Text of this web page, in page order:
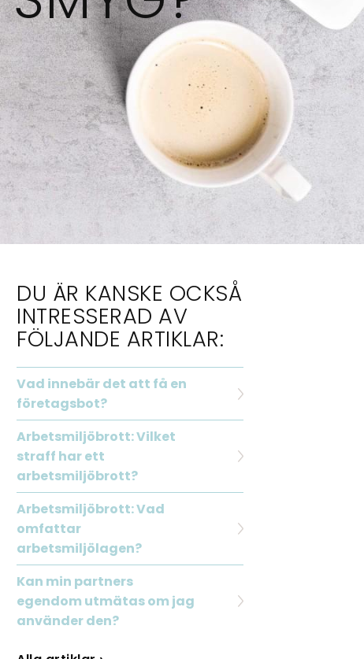
DU ÄR KANSKE OCKSÅ
INTRESSERAD AV
FÖLJANDE ARTIKLAR:
Vad innebär det att få en
företagsbot?
Arbetsmiljöbrott: Vilket
straff har ett
arbetsmiljöbrott?
Arbetsmiljöbrott: Vad
omfattar
arbetsmiljölagen?
Kan min partners
egendom utmätas om jag
använder den?